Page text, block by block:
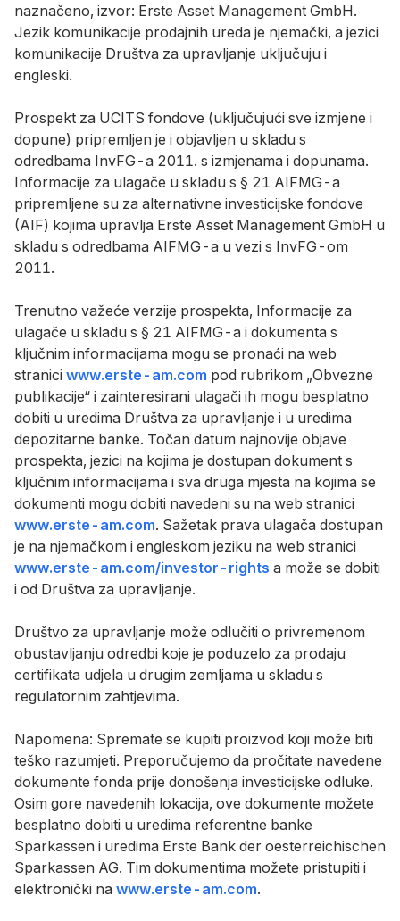
naznačeno, izvor: Erste Asset Management GmbH.
Jezik komunikacije prodajnih ureda je njemački, a jezici
komunikacije Društva za upravljanje uključuju i
engleski.
Prospekt za UCITS fondove (uključujući sve izmjene i
dopune) pripremljen je i objavljen u skladu s
odredbama InvFG-a 2011. s izmjenama i dopunama.
Informacije za ulagače u skladu s § 21 AIFMG-a
pripremljene su za alternativne investicijske fondove
(AIF) kojima upravlja Erste Asset Management GmbH u
skladu s odredbama AIFMG-a u vezi s InvFG-om
2011.
Trenutno važeće verzije prospekta, Informacije za
ulagače u skladu s § 21 AIFMG-a i dokumenta s
ključnim informacijama mogu se pronaći na web
stranici www.erste-am.com pod rubrikom „Obvezne
publikacije“ i zainteresirani ulagači ih mogu besplatno
dobiti u uredima Društva za upravljanje i u uredima
depozitarne banke. Točan datum najnovije objave
prospekta, jezici na kojima je dostupan dokument s
ključnim informacijama i sva druga mjesta na kojima se
dokumenti mogu dobiti navedeni su na web stranici
www.erste-am.com. Sažetak prava ulagača dostupan
je na njemačkom i engleskom jeziku na web stranici
www.erste-am.com/investor-rights a može se dobiti
i od Društva za upravljanje.
Društvo za upravljanje može odlučiti o privremenom
obustavljanju odredbi koje je poduzelo za prodaju
certifikata udjela u drugim zemljama u skladu s
regulatornim zahtjevima.
Napomena: Spremate se kupiti proizvod koji može biti
teško razumjeti. Preporučujemo da pročitate navedene
dokumente fonda prije donošenja investicijske odluke.
Osim gore navedenih lokacija, ove dokumente možete
besplatno dobiti u uredima referentne banke
Sparkassen i uredima Erste Bank der oesterreichischen
Sparkassen AG. Tim dokumentima možete pristupiti i
elektronički na www.erste-am.com.